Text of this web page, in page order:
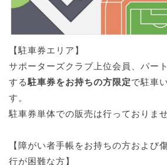
【駐車券エリア】
サポーターズクラブ上位会員、パー
する駐車券をお持ちの方限定で駐車
す。
駐車券単体での販売は行っておりませ
【障がい者手帳をお持ちの方および
行が困難な方】